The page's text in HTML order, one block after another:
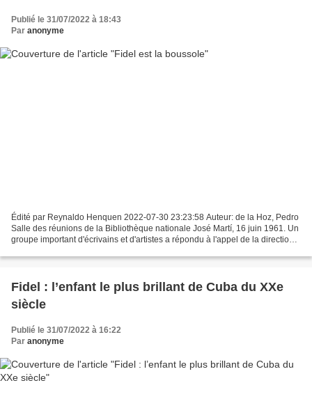
Publié le 31/07/2022 à 18:43
Par anonyme
Édité par Reynaldo Henquen 2022-07-30 23:23:58 Auteur: de la Hoz, Pedro
Salle des réunions de la Bibliothèque nationale José Martí, 16 juin 1961. Un
groupe important d'écrivains et d'artistes a répondu à l'appel de la direction
Fidel : l’enfant le plus brillant de Cuba du XXe
siècle
Publié le 31/07/2022 à 16:22
Par anonyme